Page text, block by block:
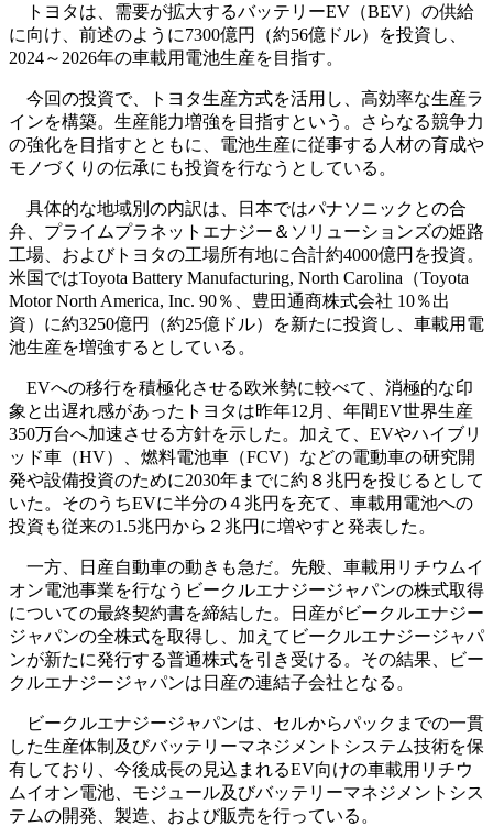
トヨタは、需要が拡大するバッテリーEV（BEV）の供給
に向け、前述のように7300億円（約56億ドル）を投資し、
2024～2026年の車載用電池生産を目指す。
今回の投資で、トヨタ生産方式を活用し、高効率な生産ラ
インを構築。生産能力増強を目指すという。さらなる競争力
の強化を目指すとともに、電池生産に従事する人材の育成や
モノづくりの伝承にも投資を行なうとしている。
具体的な地域別の内訳は、日本ではパナソニックとの合
弁、プライムプラネットエナジー＆ソリューションズの姫路
工場、およびトヨタの工場所有地に合計約4000億円を投資。
米国ではToyota Battery Manufacturing, North Carolina（Toyota
Motor North America, Inc. 90％、豊田通商株式会社 10％出
資）に約3250億円（約25億ドル）を新たに投資し、車載用電
池生産を増強するとしている。
EVへの移行を積極化させる欧米勢に較べて、消極的な印
象と出遅れ感があったトヨタは昨年12月、年間EV世界生産
350万台へ加速させる方針を示した。加えて、EVやハイブリ
ッド車（HV）、燃料電池車（FCV）などの電動車の研究開
発や設備投資のために2030年までに約８兆円を投じるとして
いた。そのうちEVに半分の４兆円を充て、車載用電池への
投資も従来の1.5兆円から２兆円に増やすと発表した。
一方、日産自動車の動きも急だ。先般、車載用リチウムイ
オン電池事業を行なうビークルエナジージャパンの株式取得
についての最終契約書を締結した。日産がビークルエナジー
ジャパンの全株式を取得し、加えてビークルエナジージャパ
ンが新たに発行する普通株式を引き受ける。その結果、ビー
クルエナジージャパンは日産の連結子会社となる。
ビークルエナジージャパンは、セルからパックまでの一貫
した生産体制及びバッテリーマネジメントシステム技術を保
有しており、今後成長の見込まれるEV向けの車載用リチウ
ムイオン電池、モジュール及びバッテリーマネジメントシス
テムの開発、製造、および販売を行っている。